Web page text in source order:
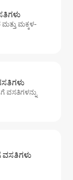
ಮತ್ತು ಮಕ್ಕಳ-
ವಸತಿಗಳನ್ನು